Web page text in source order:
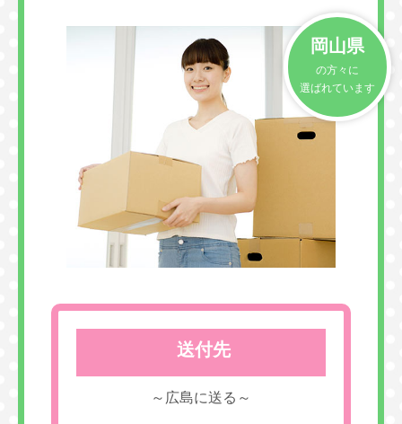
岡山県
の方々に
選ばれています
送付先
～広島に送る～